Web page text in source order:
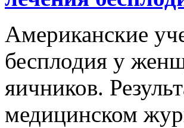
Американские
бесплодия у
яичников.
медицинском